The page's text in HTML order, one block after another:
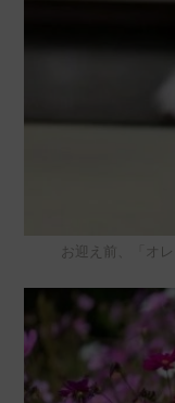
お迎え前、「オ